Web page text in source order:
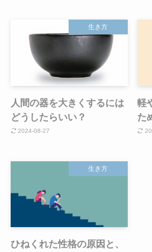
生き方
人間の器を大きくするには
どうしたらいい？
2024-08-27
軽
た
生き方
ひねくれた性格の原因と、